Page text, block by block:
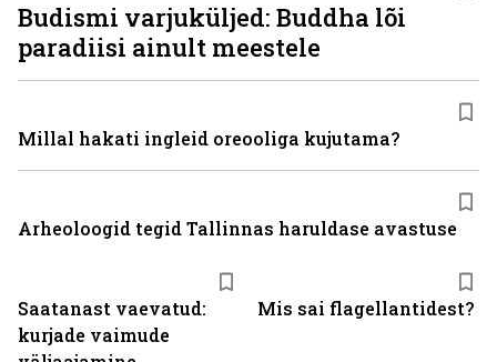
Saatanast vaevatud:
kurjade vaimude
Mis sai flagellantidest?
Budismi varjuküljed: Buddha lõi
paradiisi ainult meestele
Millal hakati ingleid oreooliga kujutama?
Arheoloogid tegid Tallinnas haruldase avastuse